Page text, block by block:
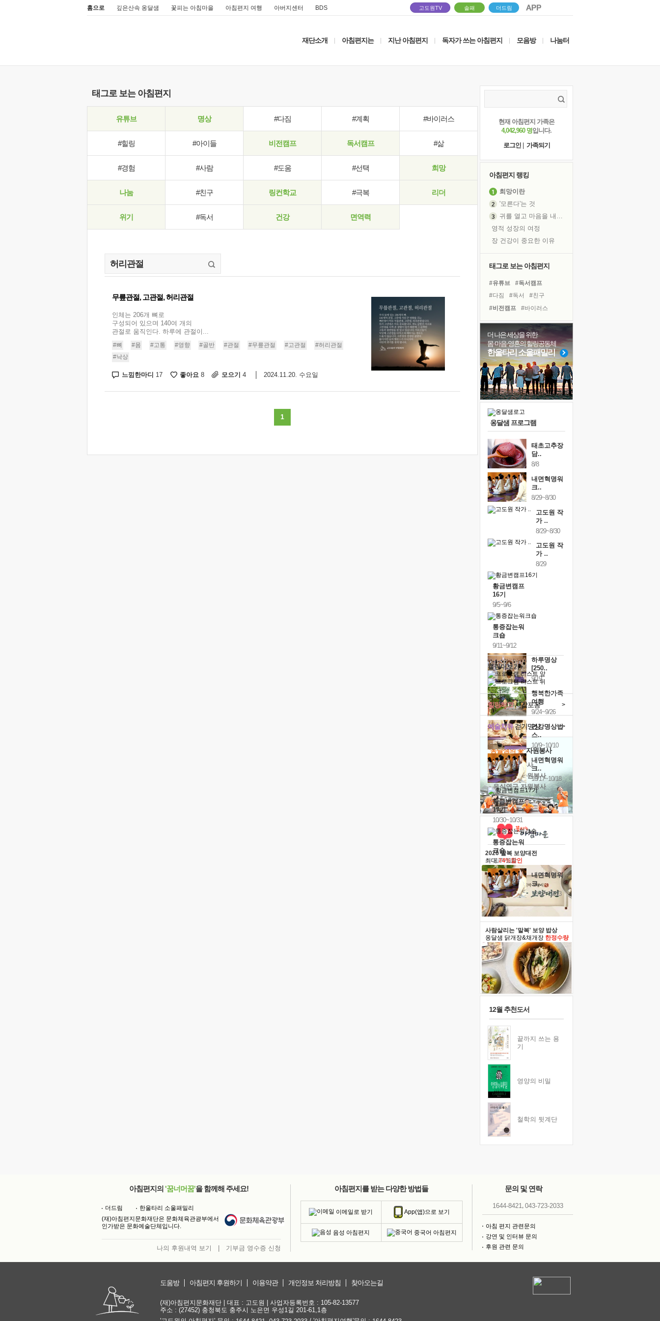
홈으로 깊은산속 옹달샘 꽃피는 아침마을 아침편지 여행 아버지센터 BDS 고도원TV 솔패 더드림
재단소개 아침편지는 지난 아침편지 독자가 쓰는 아침편지 모음방 나눔터
태그로 보는 아침편지
유튜브 명상 #다짐 #계획 #바이러스
#힐링 #아이들 비전캠프 독서캠프 #삶
#경험 #사람 #도움 #선택 희망
나눔 #친구 링컨학교 #극복 리더
위기 #독서 건강 면역력
무릎관절, 고관절, 허리관절
인체는 206개 뼈로
구성되어 있으며 140여 개의
관절로 움직인다. 하루에 관절이...
#뼈 #몸 #고통 #영향 #골반 #관절 #무릎관절 #고관절
#허리관절
#낙상
느낌한마디 17 좋아요 8 모으기 4 2024.11.20. 수요일
1
현재 아침편지 가족은
4,042,960 명입니다.
로그인
가족되기
아침편지 랭킹
희망이란
'모른다'는 것
귀를 열고 마음을 내어주고
영적 성장의 여정
장 건강이 중요한 이유
꿈이 실제가 되는 것
'말 타는 법'을 먼저
아픈 아버지를 위한 공간 설계
졸업식 사진을 보며
극심한 변비, 어깨결림, 수면 장애
보고 싶은 어머니
마음이 멈춰 버린 곳
못된 꼰대들
태그로 보는 아침편지
#유튜브
#독서캠프
#다짐
#독서
#친구
#비전캠프
#바이러스
#경험
#희망
#나눔
#힐링
#선택
#도움
#계획
#사람
#위기
#아이들
#리더
#면역력
#극복
#건강
더 나은 세상을 위한
몸·마음·영혼의 힐링공동체
한울타리 소울패밀리
옹달샘 프로그램
태초고추장
담..
8/8
내면혁명워
크..
8/29~8/30
고도원 작
가 ..
8/29~8/30
고도원 작
가 ..
8/29
황금변캠프
16기
9/5~9/6
통증잡는워
크숍
9/11~9/12
하루명상
[250..
9/19
행복한가족
여행
9/24~9/26
건강명상법
스..
10/9~10/10
내면혁명워
크..
10/17~10/18
황금변캠프
17기
10/30~10/31
통증잡는워
크숍
11/7~11/8
내면혁명워
크..
12/12~12/13
캘린더보기+
예술치유걷기명상 >
힐링허그사감포옹 >
'옹달샘의 꽃'자원봉사
· 청년 자원봉사
· 금빛청년 자원봉사
· 음식연구 자원봉사
2026 말복 보양대전
최대74%할인
사람살리는 '말복' 보양 밥상
옹달샘 닭개장&채개장 한정수량
12월 추천도서
끝까지 쓰는 용
기
영양의 비밀
철학의 뒷계단
아침편지의 '꿈너머꿈'을 함께해 주세요!
더드림
한울타리 소울패밀리
(재)아침편지문화재단은 문화체육관광부에서
인가받은 문화예술단체입니다.
나의 후원내역 보기 기부금 영수증 신청
아침편지를 받는 다양한 방법들
이메일로 받기 App(앱)으로 보기
음성 아침편지 중국어 아침편지
문의 및 연락
1644-8421, 043-723-2033
아침 편지 관련문의
강연 및 인터뷰 문의
후원 관련 문의
도움방 아침편지 후원하기 이용약관 개인정보 처리방침 찾아오는길
(재)아침편지문화재단 | 대표 : 고도원 | 사업자등록번호 : 105-82-13577
주소 : (27452) 충청북도 충주시 노은면 우성1길 201-61,1층